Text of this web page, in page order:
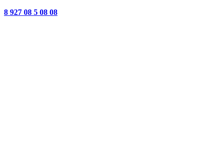
8 927 08 5 08 08